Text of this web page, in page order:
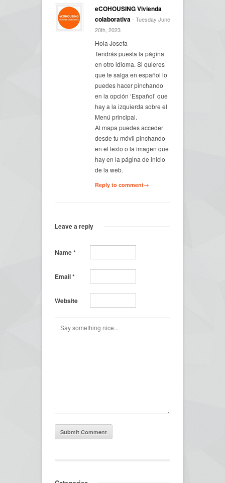
eCOHOUSING Vivienda
colaborativa- Tuesday June
20th, 2023
Hola Josefa
Tendrás puesta la página
en otro idioma. Si quieres
que te salga en español lo
puedes hacer pinchando
en la opción ‘Español’ que
hay a la izquierda sobre el
Menú principal.
Al mapa puedes acceder
desde tu móvil pinchando
en el texto o la imagen que
hay en la página de inicio
de la web.
Reply to comment→
Leave a reply
Name*
Email*
Website